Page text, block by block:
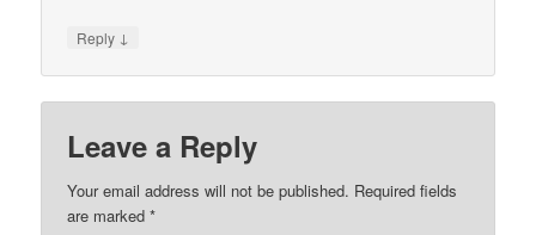
Reply ↓
Leave a Reply
Your email address will not be published. Required fields
are marked*